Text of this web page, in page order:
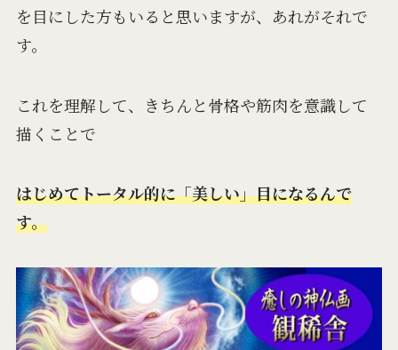
を目にした方もいると思いますが、あれがそれで
す。
これを理解して、きちんと骨格や筋肉を意識して
描くことで
はじめてトータル的に「美しい」目になるんで
す。